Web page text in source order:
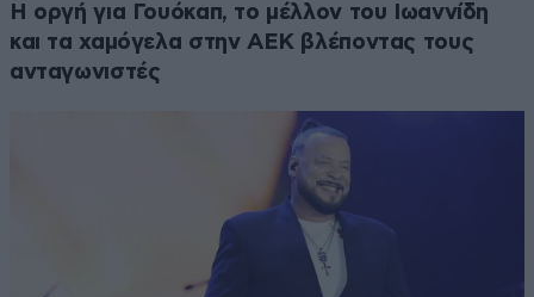
Η οργή για Γουόκαπ, το μέλλον του Ιωαννίδη
και τα χαμόγελα στην ΑΕΚ βλέποντας τους
ανταγωνιστές